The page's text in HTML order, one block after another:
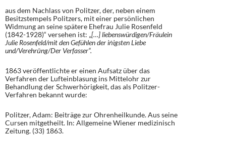
aus dem Nachlass von Politzer, der, neben einem
Besitzstempels Politzers, mit einer persönlichen
Widmung an seine spätere Ehefrau Julie Rosenfeld
(1842-1928)“ versehen ist: „[…] liebenswürdigen/Fräulein
Julie Rosenfeld/mit den Gefühlen der iṅigsten Liebe
und/Verehrūng/Der Verfasser“.
1863 veröffentlichte er einen Aufsatz über das
Verfahren der Lufteinblasung ins Mittelohr zur
Behandlung der Schwerhörigkeit, das als Politzer-
Verfahren bekannt wurde:
Politzer, Adam: Beiträge zur Ohrenheilkunde. Aus seine
Cursen mitgetheilt. In: Allgemeine Wiener medizinisch
Zeitung. (33) 1863.